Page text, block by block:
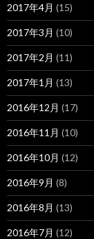
2017年4月 (15)
2017年3月 (10)
2017年2月 (11)
2017年1月 (13)
2016年12月 (17)
2016年11月 (10)
2016年10月 (12)
2016年9月 (8)
2016年8月 (13)
2016年7月 (12)